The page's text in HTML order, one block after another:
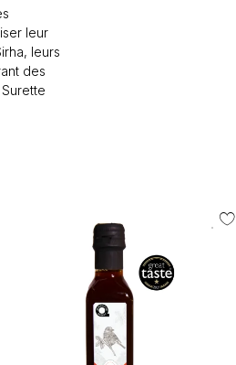
leur
leurs
des